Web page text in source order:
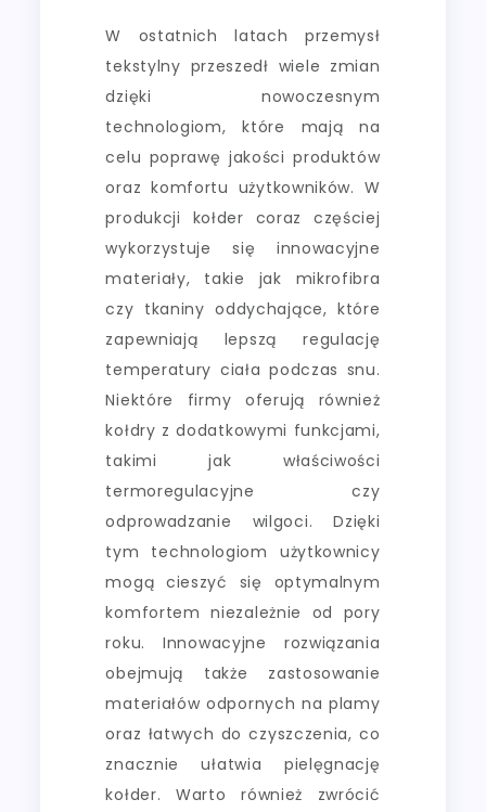
W ostatnich latach przemysł
tekstylny przeszedł wiele zmian
dzięki nowoczesnym
technologiom, które mają na
celu poprawę jakości produktów
oraz komfortu użytkowników. W
produkcji kołder coraz częściej
wykorzystuje się innowacyjne
materiały, takie jak mikrofibra
czy tkaniny oddychające, które
zapewniają lepszą regulację
temperatury ciała podczas snu.
Niektóre firmy oferują również
kołdry z dodatkowymi funkcjami,
takimi jak właściwości
termoregulacyjne czy
odprowadzanie wilgoci. Dzięki
tym technologiom użytkownicy
mogą cieszyć się optymalnym
komfortem niezależnie od pory
roku. Innowacyjne rozwiązania
obejmują także zastosowanie
materiałów odpornych na plamy
oraz łatwych do czyszczenia, co
znacznie ułatwia pielęgnację
kołder. Warto również zwrócić